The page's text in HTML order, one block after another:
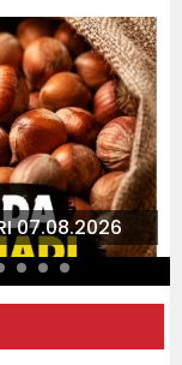
07.08.2026